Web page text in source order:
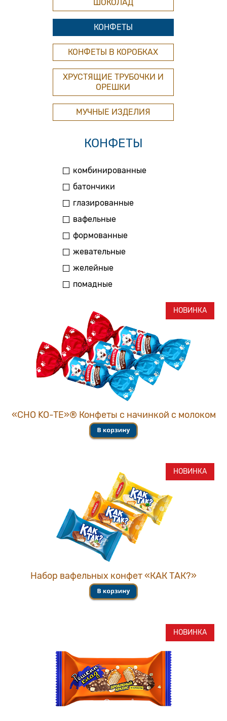
ШОКОЛАД
КОНФЕТЫ
КОНФЕТЫ В КОРОБКАХ
ХРУСТЯЩИЕ ТРУБОЧКИ И
ОРЕШКИ
МУЧНЫЕ ИЗДЕЛИЯ
КОНФЕТЫ
комбинированные
батончики
глазированные
вафельные
формованные
жевательные
желейные
помадные
НОВИНКА
«CHO KO-TE»® Конфеты с начинкой с молоком
НОВИНКА
Набор вафельных конфет «КАК ТАК?»
НОВИНКА